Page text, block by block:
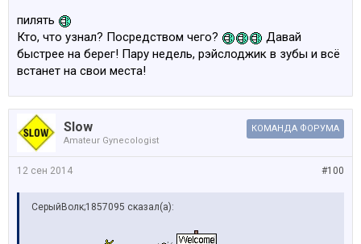
пилять
Кто, что узнал? Посредством чего?
Давай
быстрее на берег! Пару недель, рэйслоджик в зубы и всё
встанет на свои места!
Slow
Amateur Gynecologist
КОМАНДА ФОРУМА
#100
12 сен 2014
СерыйВолк;1857095 сказал(а):